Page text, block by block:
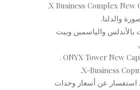
والياسمين وبيت
استفسار عن أسعار وحدات